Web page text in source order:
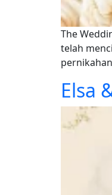
The
telah
Elsa